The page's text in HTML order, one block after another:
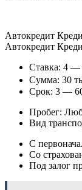
Автокредит
Автокредит
Ставка: 4 —
Сумма: 30
Срок: 3 —
Пробег:
Вид
С
Со
Под залог